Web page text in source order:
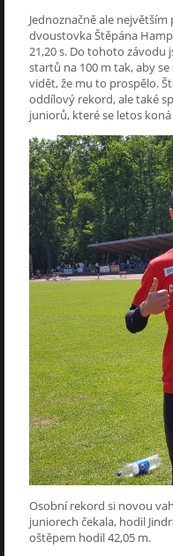
Jednoznačně ale
dvoustovka Štěpána
21,20 s. Do tohoto závodu
startů na 100 m tak, aby
vidět, že mu to prospělo.
oddílový rekord, ale také
juniorů, které se letos
Osobní rekord si novou
juniorech čekala, hodil
oštěpem hodil 42,05 m.